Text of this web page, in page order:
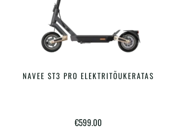
LISA KORVI
NAVEE ST3 PRO ELEKTRITÕUKERATAS
€599.00